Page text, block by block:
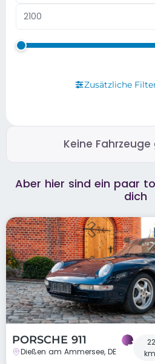
Zusätzliche
Keine
Aber hier sind ein paar
dich
PORSCHE 911
Dießen am Ammersee, DE